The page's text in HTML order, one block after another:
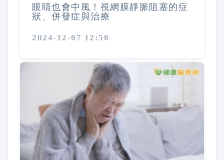
眼睛也會中風！視網膜靜脈阻塞的症
狀、併發症與治療
2024-12-07 12:50